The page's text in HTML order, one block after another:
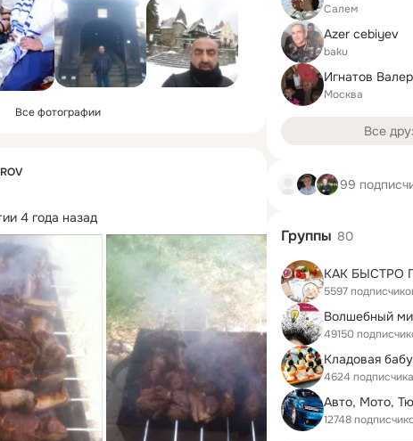
Все фотографии
4 года назад
Салем
Azer cebiyev
baku
Игнатов
Москва
Все
99
Группы 80
5597
Волшебный
49150
4624 подписчика
Авто, Мото,
12748